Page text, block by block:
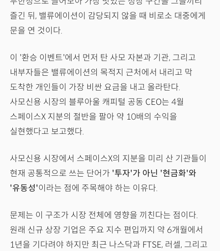
즐긴 뒤, 밸류에이션이 감당되지 않을 때 비로소 대중에게
문을 연 것이다.
이 '환승 이벤트'에서 먼저 탄 사모 자본과 기관, 그리고
내부자들은 밸류에이션의 목적지 근처에서 내리고 막
도착한 개인들이 가장 비싼 요금을 내고 올라탄다.
사모신용 시장의 블루아울 캐피털 공동 CEO는 4월
스페이스X 지분의 절반을 팔아 약 10배의 수익을
실현했다고 보고했다.
사모신용 시장에서 스페이스X의 지분을 미리 산 기관들이
현재 공통적으로 쓰는 단어가 '투자'가 아닌 '현금화'와
'유동성'이라는 점에 주목해야 하는 이유다.
문제는 이 구조가 시장 전체에 영향을 끼친다는 점이다.
원래 신규 상장 기업은 주요 지수 편입까지 약 6개월에서
1년을 기다려야 하지만 최근 나스닥과 FTSE, 러셀, 그리고